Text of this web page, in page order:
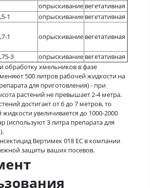
опрыскивание вегетативная
1 опрыскивание вегетативная
1 опрыскивание вегетативная
3 опрыскивание вегетативная
обработку хмельников в фазе
500 литров рабочей жидкости на
для приготовления) - при
растений не превышает 2-4 метра.
достигает от 6 до 7 метров, то
увеличивается до 1000-2000
(используют 3 литра препарата для
Вертимек 018 ЕС в компании
защиты ваших посевов.